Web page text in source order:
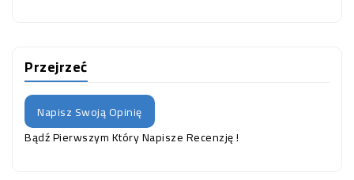
Przejrzeć
Napisz Swoją Opinię
Bądź Pierwszym Który Napisze Recenzję !